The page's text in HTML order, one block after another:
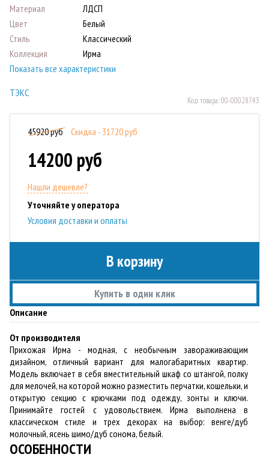
Материал
ЛДСП
Цвет
Белый
Стиль
Классический
Коллекция
Ирма
Показать все характеристики
ТЭКС
Код товара:00-00028743
45920 руб Скидка - 31720 руб
14200 руб
Нашли дешевле?
Уточняйте у оператора
Условия доставки и оплаты
В корзину
Купить в один клик
Описание
От производителя
Прихожая Ирма - модная, с необычным завораживающим
дизайном, отличный вариант для малогабаритных квартир.
Модель включает в себя вместительный шкаф со штангой, полку
для мелочей, на которой можно разместить перчатки, кошельки, и
открытую секцию с крючками под одежду, зонты и ключи.
Принимайте гостей с удовольствием. Ирма выполнена в
классическом стиле и трех декорах на выбор: венге/дуб
молочный, ясень шимо/дуб сонома, белый.
ОСОБЕННОСТИ